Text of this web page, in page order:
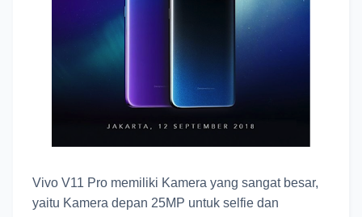
Vivo V11 Pro memiliki Kamera yang sangat besar,
yaitu Kamera depan 25MP untuk selfie dan